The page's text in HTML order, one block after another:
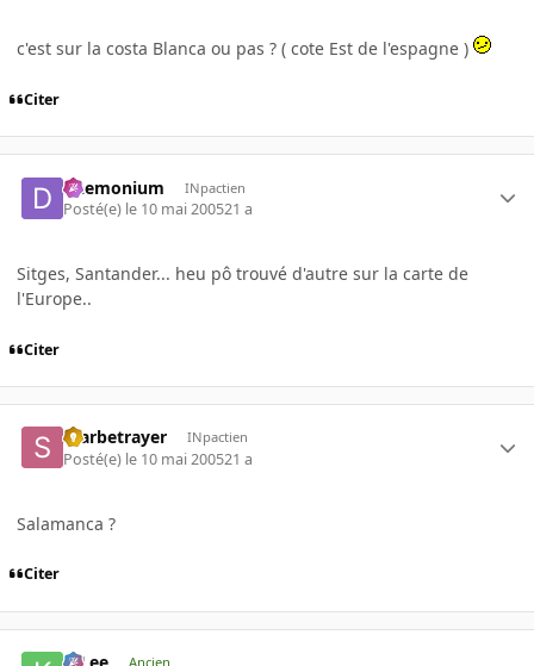
c'est sur la costa Blanca ou pas ? ( cote Est de l'espagne )
Citer
Daemonium INpactien
Posté(e) le 10 mai 200521 a
Sitges, Santander... heu pô trouvé d'autre sur la carte de
l'Europe..
Citer
Starbetrayer INpactien
Posté(e) le 10 mai 200521 a
Salamanca ?
Citer
Ancien